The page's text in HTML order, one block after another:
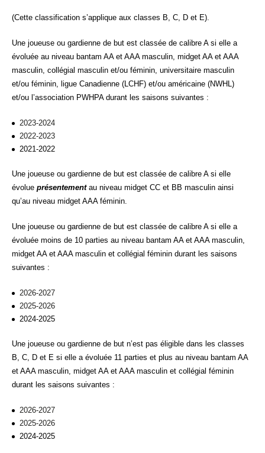
(Cette classification s’applique aux classes B, C, D et E).
Une joueuse ou gardienne de but est classée de calibre A si elle a
évoluée au niveau bantam AA et AAA masculin, midget AA et AAA
masculin, collégial masculin et/ou féminin, universitaire masculin
et/ou féminin, ligue Canadienne (LCHF) et/ou américaine (NWHL)
et/ou l’association PWHPA durant les saisons suivantes :
2023-2024
2022-2023
2021-2022
Une joueuse ou gardienne de but est classée de calibre A si elle
évolue présentementau niveau midget CC et BB masculin ainsi
qu’au niveau midget AAA féminin.
Une joueuse ou gardienne de but est classée de calibre A si elle a
évoluée moins de 10 parties au niveau bantam AA et AAA masculin,
midget AA et AAA masculin et collégial féminin durant les saisons
suivantes :
2026-2027
2025-2026
2024-2025
Une joueuse ou gardienne de but n’est pas éligible dans les classes
B, C, D et E si elle a évoluée 11 parties et plus au niveau bantam AA
et AAA masculin, midget AA et AAA masculin et collégial féminin
durant les saisons suivantes :
2026-2027
2025-2026
2024-2025